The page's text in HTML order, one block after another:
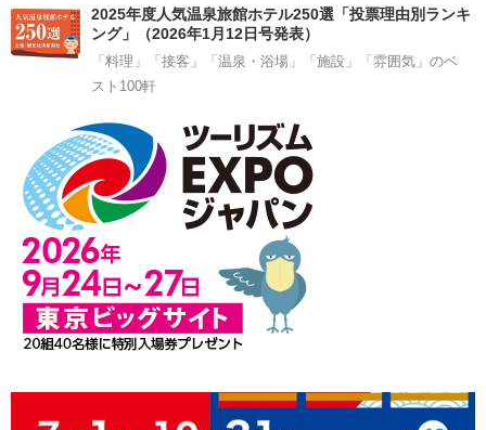
2025年度人気温泉旅館ホテル250選「投票理由別ランキ
ング」（2026年1月12日号発表）
「料理」「接客」「温泉・浴場」「施設」「雰囲気」のベ
スト100軒